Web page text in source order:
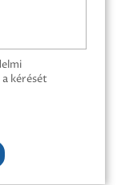
kérését